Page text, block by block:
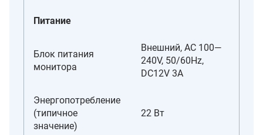
Питание
Блок питания
монитора
Внешний, AC 100—
240V, 50/60Hz,
DC12V 3A
Энергопотребление
(типичное
значение)
22 Вт